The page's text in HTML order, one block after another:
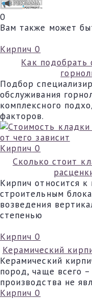
0
Вам также может
Кирпич 0
Как подобрать
Подбор
обслуживания
комплексного
факторов.
Кирпич 0
Сколько стоит
Кирпич относится
строительным
возведения
степенью
Кирпич 0
Керамический
Керамический
пород, чаще всего
производства не
Кирпич 0